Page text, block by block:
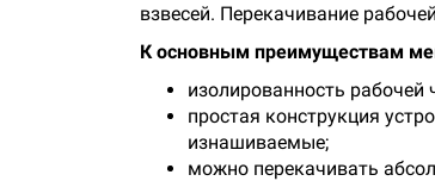
взвесей. Перекачивание
К основным преимуществам
изолированность рабочей
простая конструкция
изнашиваемые;
можно перекачивать